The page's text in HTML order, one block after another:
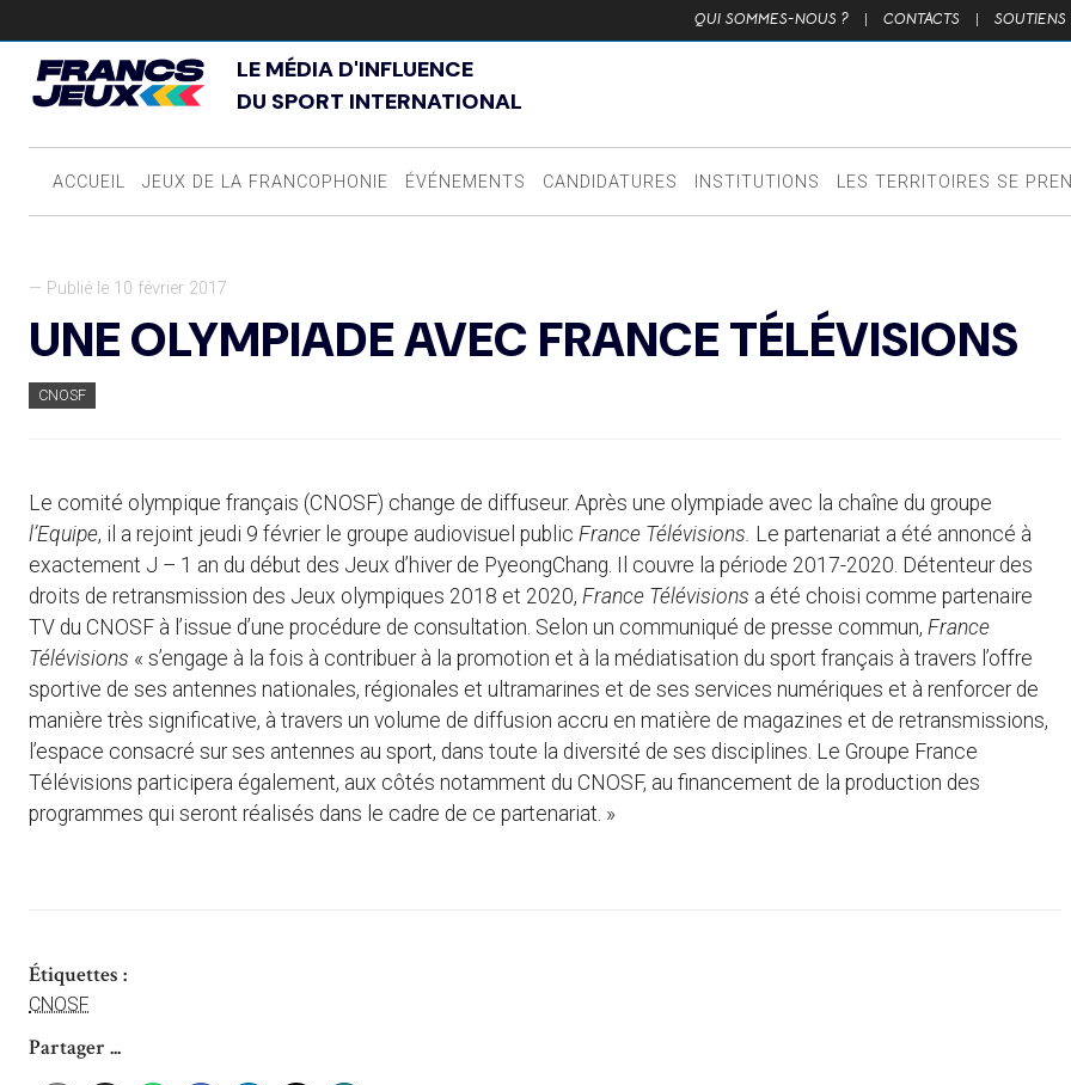
QUI SOMMES-NOUS ? | CONTACTS | SOUTIENS
LE MÉDIA D'INFLUENCE
DU SPORT INTERNATIONAL
ACCUEIL JEUX DE LA FRANCOPHONIE ÉVÉNEMENTS CANDIDATURES INSTITUTIONS LES TERRITOIRES SE
— Publié le 10 février 2017
UNE OLYMPIADE AVEC FRANCE TÉLÉVISIONS
CNOSF
Le comité olympique français (CNOSF) change de diffuseur. Après une olympiade avec la chaîne du groupe
l’Equipe, il a rejoint jeudi 9 février le groupe audiovisuel public France Télévisions. Le partenariat a été annoncé à
exactement J – 1 an du début des Jeux d’hiver de PyeongChang. Il couvre la période 2017-2020. Détenteur des
droits de retransmission des Jeux olympiques 2018 et 2020, France Télévisions a été choisi comme partenaire
TV du CNOSF à l’issue d’une procédure de consultation. Selon un communiqué de presse commun, France
Télévisions « s’engage à la fois à contribuer à la promotion et à la médiatisation du sport français à travers l’offre
sportive de ses antennes nationales, régionales et ultramarines et de ses services numériques et à renforcer de
manière très significative, à travers un volume de diffusion accru en matière de magazines et de retransmissions,
l’espace consacré sur ses antennes au sport, dans toute la diversité de ses disciplines. Le Groupe France
Télévisions participera également, aux côtés notamment du CNOSF, au financement de la production des
programmes qui seront réalisés dans le cadre de ce partenariat. »
Étiquettes :
CNOSF
Partager ...